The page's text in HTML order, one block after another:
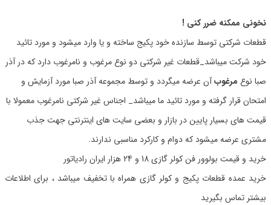
نخونی ممکنه ضرر کنی !
قطعات شرکتی توسط سازنده خود پکیج ساخته و یا وارد میشود و مورد تائید
خود شرکت میباشد_قطعات غیر شرکتی دو نوع مرغوب و نامرغوب دارد که در آذر
صبا نوع مرغوبآن عرضه میگردد و توسط مجموعه آذر صبا مورد آزمایش و
امتحان قرار گرفته و مورد تائید ما میباشد_ اجناس غیر شرکتی نامرغوب معمولا با
قیمت های بسیار پایین در بازار و بعضی سایت های اینترنتی جهت جذب
مشتری عرضه میشود که دوام و کارکرد مناسبی ندارند.
خرید و قیمت بولوور فن کولر گازی 18 و 24 هزار ایران رادیاتور
خرید عمده قطعات پکیج و کولر گازی همراه با تخفیف میباشد ، برای اطلاعات
بیشتر تماس بگیرید